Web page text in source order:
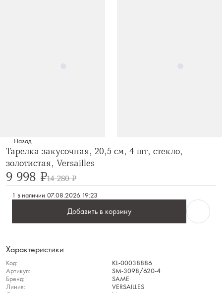
Назад
Тарелка закусочная, 20,5 см, 4 шт, стекло,
золотистая, Versailles
9 998 ₽14 280 ₽
1 в наличии 07.08.2026 19:23
Добавить в корзину
Характеристики
Код:
KL-00038886
Артикул:
SM-3098/620-4
Бренд:
SAME
Линия:
VERSAILLES